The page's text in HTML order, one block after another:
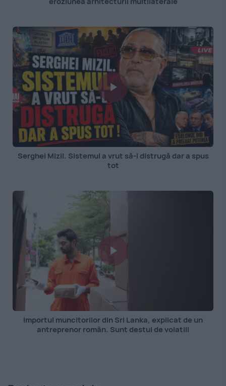
Serghei Mizil. Sistemul a vrut să-l distrugă dar a spus
tot
Importul muncitorilor din Sri Lanka, explicat de un
antreprenor român. Sunt destul de volatili